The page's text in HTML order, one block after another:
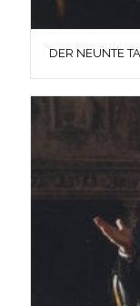
DER NEUNTE